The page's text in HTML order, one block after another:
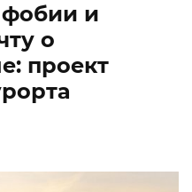
фобии и
о
проект